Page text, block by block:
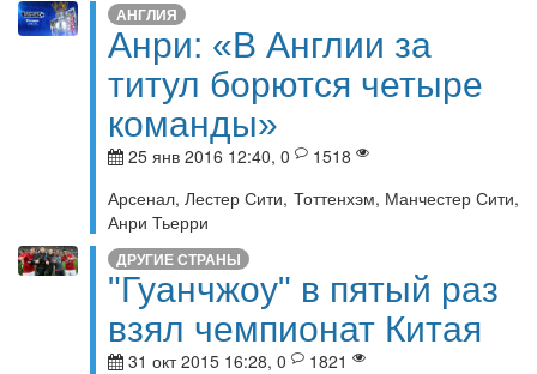
АНГЛИЯ
Анри: «В Англии за
титул борются четыре
команды»
25 янв 2016 12:40, 0
1518
Арсенал, Лестер Сити, Тоттенхэм, Манчестер Сити,
Анри Тьерри
ДРУГИЕ СТРАНЫ
"Гуанчжоу" в пятый раз
взял чемпионат Китая
31 окт 2015 16:28, 0
1821